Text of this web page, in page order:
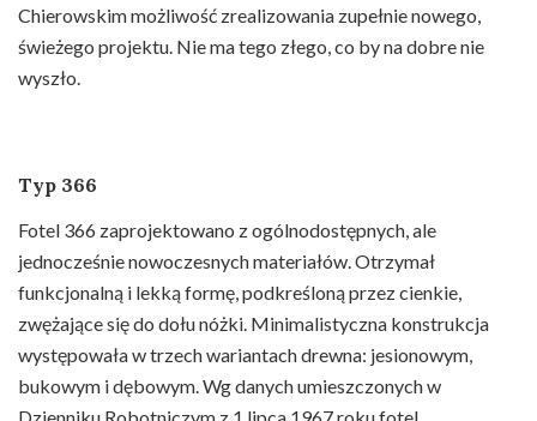
Chierowskim możliwość zrealizowania zupełnie nowego,
świeżego projektu. Nie ma tego złego, co by na dobre nie
wyszło.
Typ 366
Fotel 366 zaprojektowano z ogólnodostępnych, ale
jednocześnie nowoczesnych materiałów. Otrzymał
funkcjonalną i lekką formę, podkreśloną przez cienkie,
zwężające się do dołu nóżki. Minimalistyczna konstrukcja
występowała w trzech wariantach drewna: jesionowym,
bukowym i dębowym. Wg danych umieszczonych w